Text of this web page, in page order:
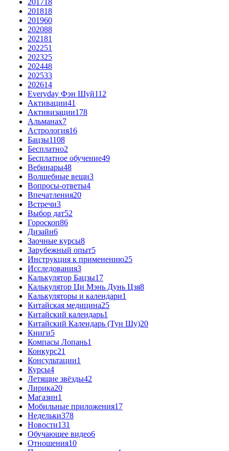
201818
201960
202088
202181
202251
202325
202448
202533
202614
Everyday Фэн Шуй112
Активации41
Активизации178
Альманах7
Астрология16
Бацзы1108
Бесплатно2
Бесплатное обучение49
Вебинары48
Волшебные вещи3
Вопросы-ответы4
Впечатления20
Встречи3
Выбор дат52
Гороскоп86
Дизайн6
Заочные курсы8
Зарубежный опыт5
Инструкция к применению25
Исследования3
Калькулятор Бацзы17
Калькулятор Ци Мэнь Дунь Цзя8
Калькуляторы и календари1
Китайская медицина25
Китайский календарь1
Китайский Календарь (Тун Шу)20
Книги5
Компасы Лопань1
Конкурс21
Консультации1
Курсы4
Летящие звёзды42
Лирика20
Магазин1
Мобильные приложения17
Недельки378
Новости131
Обучающее видео6
Отношения10